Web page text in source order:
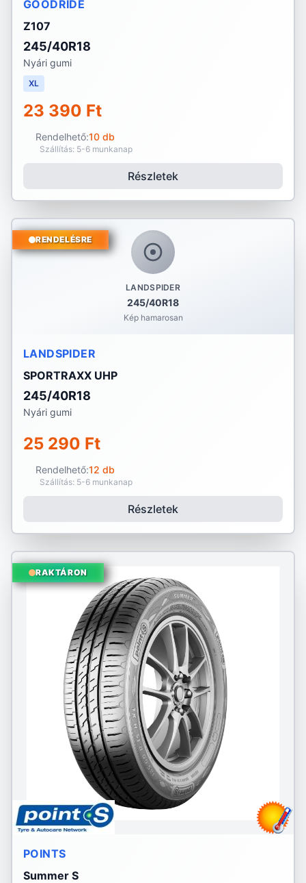
GOODRIDE
Z107
245/40R18
Nyári gumi
XL
23 390 Ft
Rendelhető:10 db
Szállítás: 5-6 munkanap
Részletek
LANDSPIDER
245/40R18
Kép hamarosan
RENDELÉSRE
LANDSPIDER
SPORTRAXX UHP
245/40R18
Nyári gumi
25 290 Ft
Rendelhető:12 db
Szállítás: 5-6 munkanap
Részletek
RAKTÁRON
POINTS
Summer S